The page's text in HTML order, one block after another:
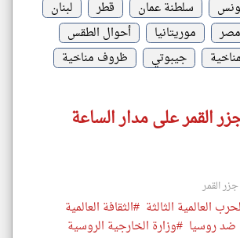
سلطنة عمان قطر
لبنان
مصر موريتانيا
أحوال الطقس
جيبوتي ظروف مناخية
القمر على مدار الساعة
القمر
العالمية الثالثة #الثقافة العالمية
ضد روسيا #وزارة الخارجية الروسية